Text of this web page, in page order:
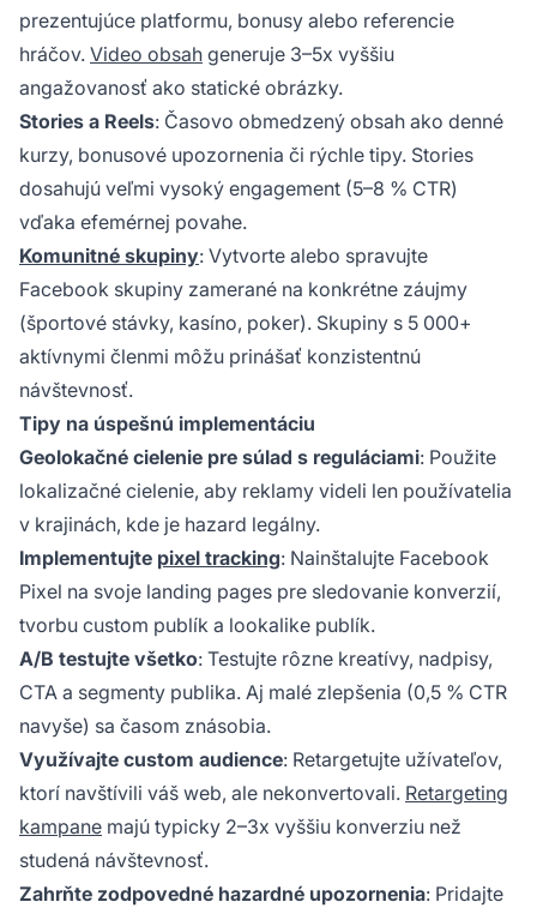
prezentujúce platformu, bonusy alebo referencie
hráčov. Video obsah generuje 3–5x vyššiu
angažovanosť ako statické obrázky.
Stories a Reels: Časovo obmedzený obsah ako denné
kurzy, bonusové upozornenia či rýchle tipy. Stories
dosahujú veľmi vysoký engagement (5–8 % CTR)
vďaka efemérnej povahe.
Komunitné skupiny: Vytvorte alebo spravujte
Facebook skupiny zamerané na konkrétne záujmy
(športové stávky, kasíno, poker). Skupiny s 5 000+
aktívnymi členmi môžu prinášať konzistentnú
návštevnosť.
Tipy na úspešnú implementáciu
Geolokačné cielenie pre súlad s reguláciami: Použite
lokalizačné cielenie, aby reklamy videli len používatelia
v krajinách, kde je hazard legálny.
Implementujte pixel tracking: Nainštalujte Facebook
Pixel na svoje landing pages pre sledovanie konverzií,
tvorbu custom publík a lookalike publík.
A/B testujte všetko: Testujte rôzne kreatívy, nadpisy,
CTA a segmenty publika. Aj malé zlepšenia (0,5 % CTR
navyše) sa časom znásobia.
Využívajte custom audience: Retargetujte užívateľov,
ktorí navštívili váš web, ale nekonvertovali. Retargeting
kampane majú typicky 2–3x vyššiu konverziu než
studená návštevnosť.
Zahrňte zodpovedné hazardné upozornenia: Pridajte